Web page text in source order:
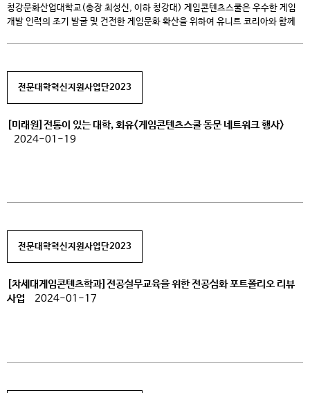
청강문화산업대학교(총장 최성신, 이하 청강대) 게임콘텐츠스쿨은 우수한 게임
개발 인력의 조기 발굴 및 건전한 게임문화 확산을 위하여 유니트 코리아와 함께
전문대학혁신지원사업단2023
[미래원]전통이 있는 대학, 회유<게임콘텐츠스쿨 동문 네트워크 행사>
2024-01-19
전문대학혁신지원사업단2023
[차세대게임콘텐츠학과]전공실무교육을 위한 전공심화 포트폴리오 리뷰
사업
2024-01-17